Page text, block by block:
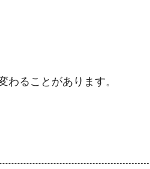
わることがあります。